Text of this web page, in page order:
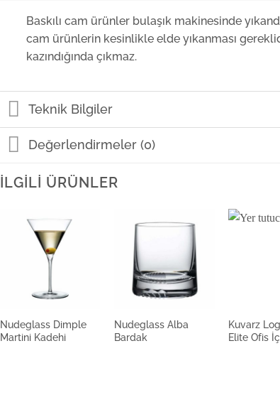
Baskılı cam ürünler bulaşık makinesinde
cam ürünlerin kesinlikle elde yıkanması
kazındığında çıkmaz.
Teknik Bilgiler
Değerlendirmeler (0)
İLGILI ÜRÜNLER
Nudeglass Dimple
Martini Kadehi
Nudeglass Alba
Bardak
Kuvarz
Elite Ofis